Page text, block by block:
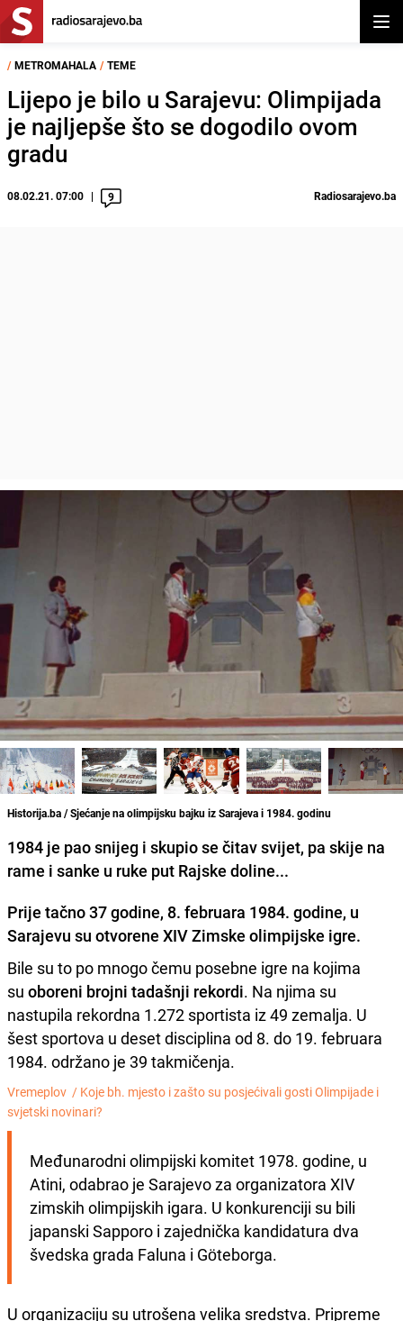
/ METROMAHALA / TEME
Lijepo je bilo u Sarajevu: Olimpijada
je najljepše što se dogodilo ovom
gradu
08.02.21. 07:00 9 Radiosarajevo.ba
Historija.ba / Sjećanje na olimpijsku bajku iz Sarajeva i 1984. godinu
1984 je pao snijeg i skupio se čitav svijet, pa skije na
rame i sanke u ruke put Rajske doline...
Prije tačno 37 godine, 8. februara 1984. godine, u
Sarajevu su otvorene XIV Zimske olimpijske igre.
Bile su to po mnogo čemu posebne igre na kojima
su oboreni brojni tadašnji rekordi. Na njima su
nastupila rekordna 1.272 sportista iz 49 zemalja. U
šest sportova u deset disciplina od 8. do 19. februara
1984. održano je 39 takmičenja.
Vremeplov / Koje bh. mjesto i zašto su posjećivali gosti Olimpijade i
svjetski novinari?
Međunarodni olimpijski komitet 1978. godine, u
Atini, odabrao je Sarajevo za organizatora XIV
zimskih olimpijskih igara. U konkurenciji su bili
japanski Sapporo i zajednička kandidatura dva
švedska grada Faluna i Göteborga.
U organizaciju su utrošena velika sredstva. Pripreme